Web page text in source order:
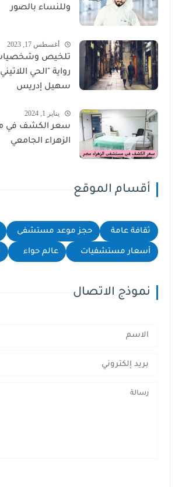
وللنساء بالصور
أغسطس 17, 2023
تلخيص
رواية "الحي
سهيل إدريس
يناير 1, 2024
سعر الكشف في
الزهراء الجامعي
أقسام الموقع
ثقافة عامة حجز موعد مستشفى
أسعار مستشفيات عالم حواء
نموذج الاتصال